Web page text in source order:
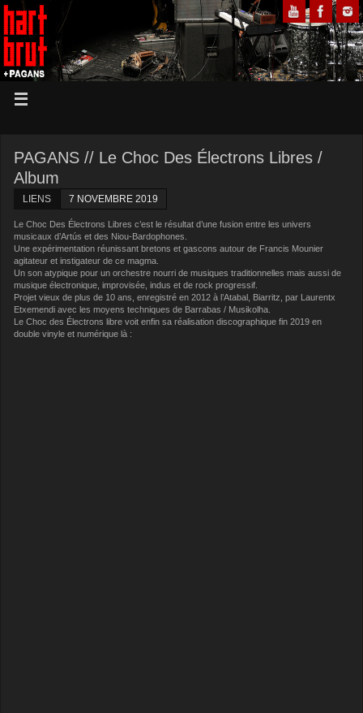
PAGANS // Le Choc Des Électrons Libres /
Album
LIENS 7 NOVEMBRE 2019
Le Choc Des Électrons Libres c’est le résultat d’une fusion entre les univers
musicaux d’Artús et des Niou-Bardophones.
Une expérimentation réunissant bretons et gascons autour de Francis Mounier
agitateur et instigateur de ce magma.
Un son atypique pour un orchestre nourri de musiques traditionnelles mais aussi de
musique électronique, improvisée, indus et de rock progressif.
Projet vieux de plus de 10 ans, enregistré en 2012 à l’Atabal, Biarritz, par Laurentx
Etxemendi avec les moyens techniques de Barrabas / Musikolha.
Le Choc des Électrons libre voit enfin sa réalisation discographique fin 2019 en
double vinyle et numérique là :